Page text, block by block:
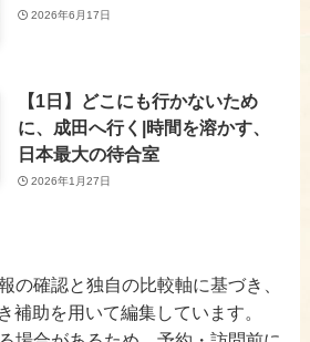
2026年6月17日
【1日】どこにも行かないため
に、成田へ行く|時間を溶かす、
日本最大の待合室
2026年1月27日
の確認と独自の比較軸に基づき、
補助を用いて編集しています。